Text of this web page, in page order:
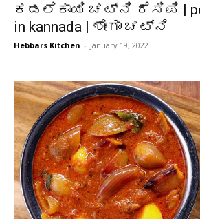
ಕಡಲೆಕಾಯಿ ಚಟ್ನಿ ರೆಸಿಪಿ |
in kannada | ಶೇಂಗಾ ಚಟ್ನಿ
Hebbars Kitchen - January 19, 2022